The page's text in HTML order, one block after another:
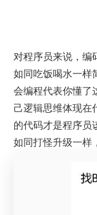
对程序员来说，编
如同吃饭喝水一样
会编程代表你懂了
己逻辑思维体现在
的代码才是程序员
如同打怪升级一样